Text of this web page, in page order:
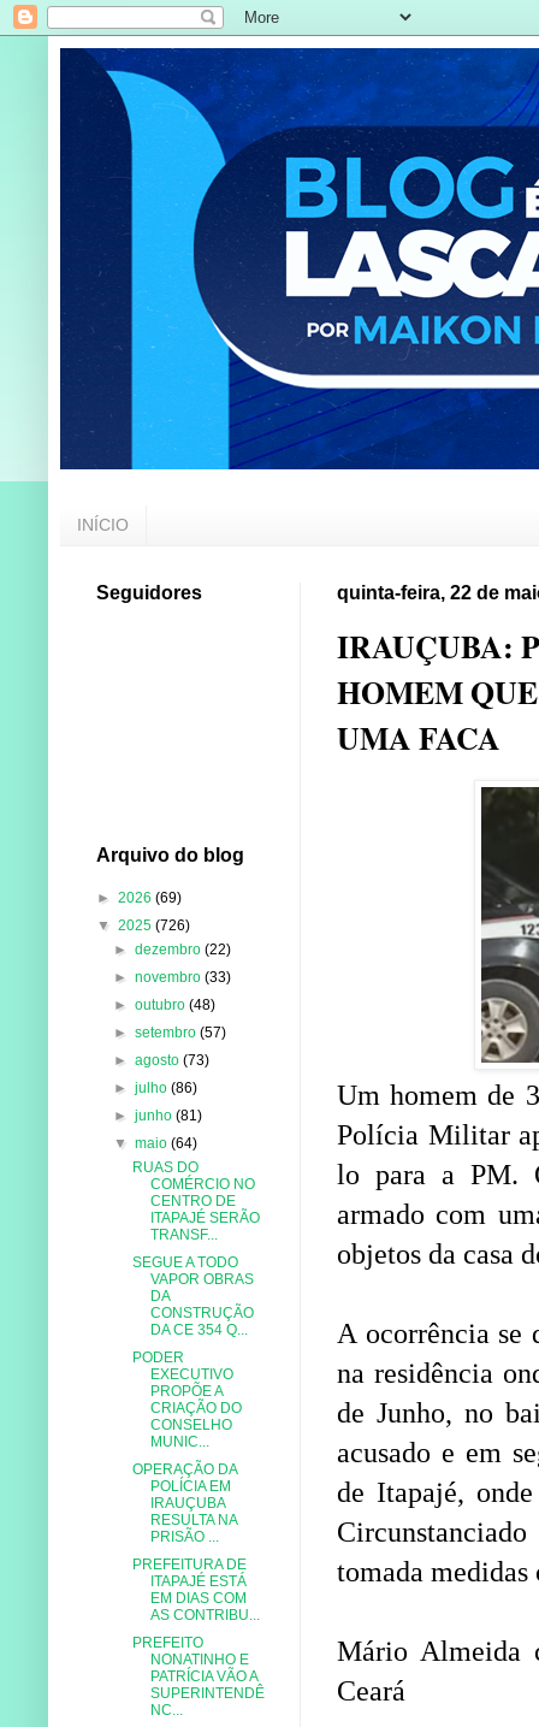
INÍCIO
quinta-feira, 22 de
IRAUÇUBA:
HOMEM
UMA FACA
Um homem de
Polícia Militar
lo para a PM.
armado com
objetos da casa
A ocorrência se
na residência
de Junho, no
acusado e em
de Itapajé,
tomada
Mário Almeida
Ceará
Seguidores
Arquivo do blog
► 2026 (69)
▼ 2025 (726)
►dezembro(22)
►novembro(33)
►outubro(48)
►setembro(57)
►agosto(73)
►julho(86)
►junho(81)
▼maio(64)
RUAS DO
COMÉRCIO NO
CENTRO DE
ITAPAJÉ SERÃO
TRANSF...
SEGUE A TODO
VAPOR OBRAS
DA
CONSTRUÇÃO
DA CE 354 Q...
PODER
EXECUTIVO
PROPÕE A
CRIAÇÃO DO
CONSELHO
MUNIC...
OPERAÇÃO DA
POLÍCIA EM
IRAUÇUBA
RESULTA NA
PRISÃO ...
PREFEITURA DE
ITAPAJÉ ESTÁ
EM DIAS COM
AS CONTRIBU...
PREFEITO
NONATINHO E
PATRÍCIA VÃO A
SUPERINTENDÊ
NC...